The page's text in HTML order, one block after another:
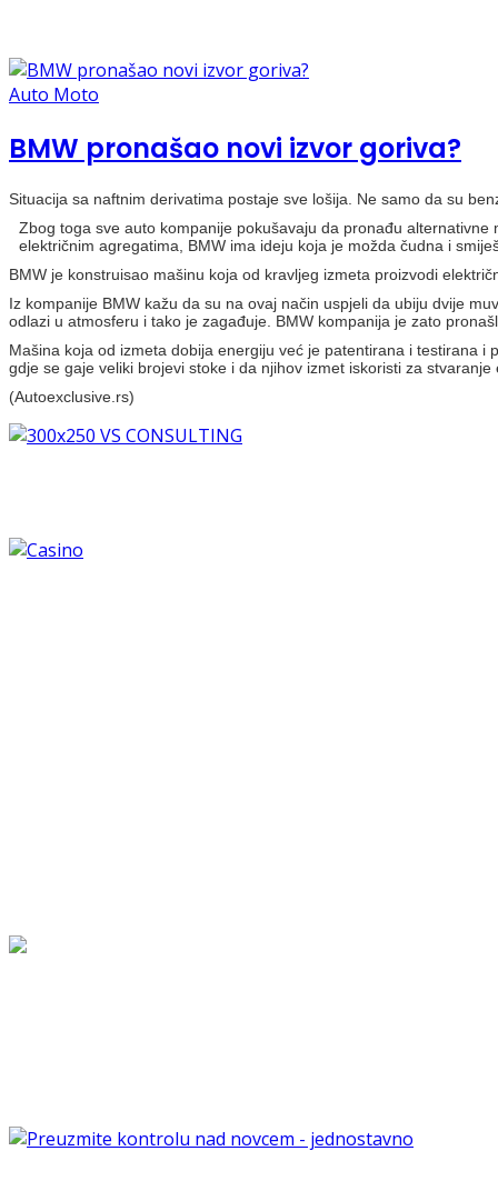
Auto Moto
BMW pronašao novi izvor goriva?
Situacija sa naftnim derivatima postaje sve lošija. Ne samo da su
Zbog toga sve auto kompanije pokušavaju da pronađu
električnim agregatima, BMW ima ideju koja je možda čudna i
BMW je konstruisao mašinu koja od kravljeg izmeta proizvodi
Iz kompanije BMW kažu da su na ovaj način uspjeli da ubiju dvije
odlazi u atmosferu i tako je zagađuje. BMW kompanija je zato
Mašina koja od izmeta dobija energiju već je patentirana i testirana
gdje se gaje veliki brojevi stoke i da njihov izmet iskoristi za
(Autoexclusive.rs)